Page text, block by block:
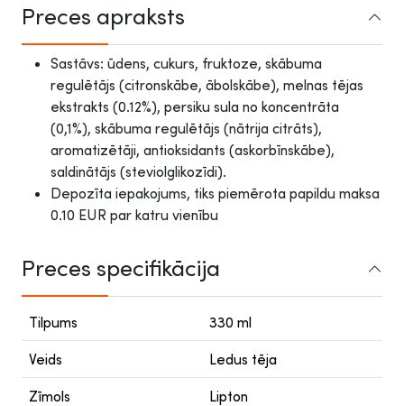
Preces apraksts
Sastāvs: ūdens, cukurs, fruktoze, skābuma
regulētājs (citronskābe, ābolskābe), melnas tējas
ekstrakts (0.12%), persiku sula no koncentrāta
(0,1%), skābuma regulētājs (nātrija citrāts),
aromatizētāji, antioksidants (askorbīnskābe),
saldinātājs (steviolglikozīdi).
Depozīta iepakojums, tiks piemērota papildu maksa
0.10 EUR par katru vienību
Preces specifikācija
Tilpums 330 ml
Veids Ledus tēja
Zīmols Lipton